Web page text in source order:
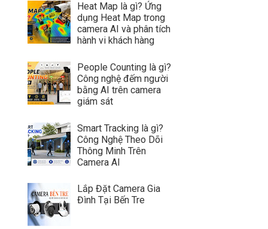
Heat Map là gì? Ứng
dụng Heat Map trong
camera AI và phân tích
hành vi khách hàng
People Counting là gì?
Công nghệ đếm người
bằng AI trên camera
giám sát
Smart Tracking là gì?
Công Nghệ Theo Dõi
Thông Minh Trên
Camera AI
Lắp Đặt Camera Gia
Đình Tại Bến Tre